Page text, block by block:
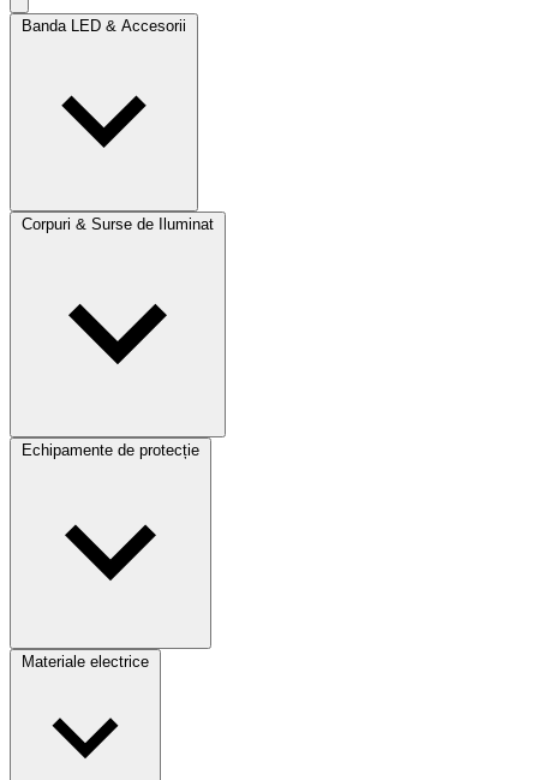
Banda LED & Accesorii
Corpuri & Surse de Iluminat
Echipamente de protecție
Materiale electrice